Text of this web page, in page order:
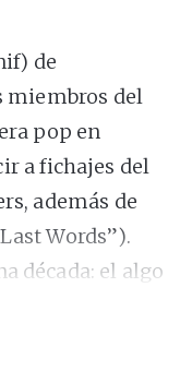
de
miembros del
pop en
a fichajes del
además de
Words”).
década: el algo